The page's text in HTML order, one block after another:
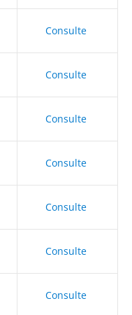
Consulte
Consulte
Consulte
Consulte
Consulte
Consulte
Consulte